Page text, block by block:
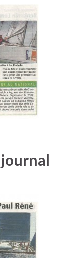
journal